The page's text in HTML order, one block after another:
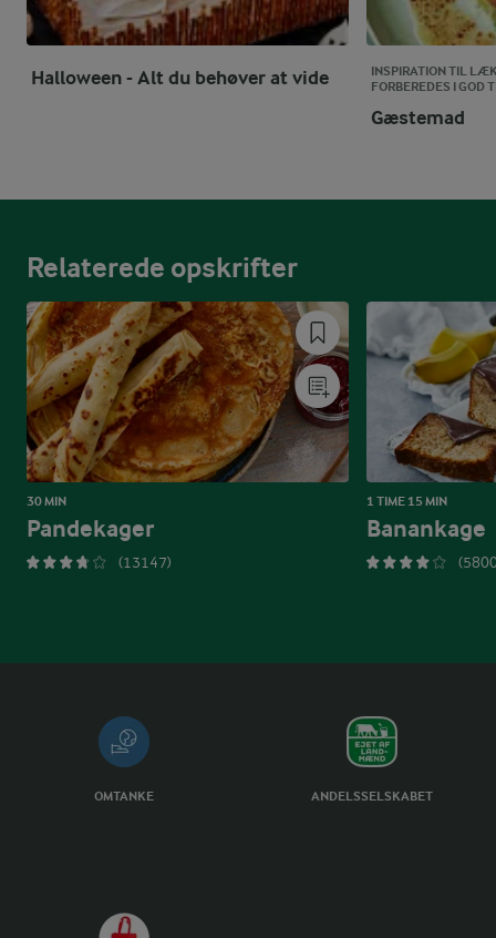
Halloween - Alt du behøver at vide
INSPIRATION TIL
FORBEREDES I GOD
Gæstemad
Relaterede opskrifter
30 MIN
Pandekager
(13147)
1 TIME 15 MIN
Banankage
OMTANKE ANDELSSELSKABET